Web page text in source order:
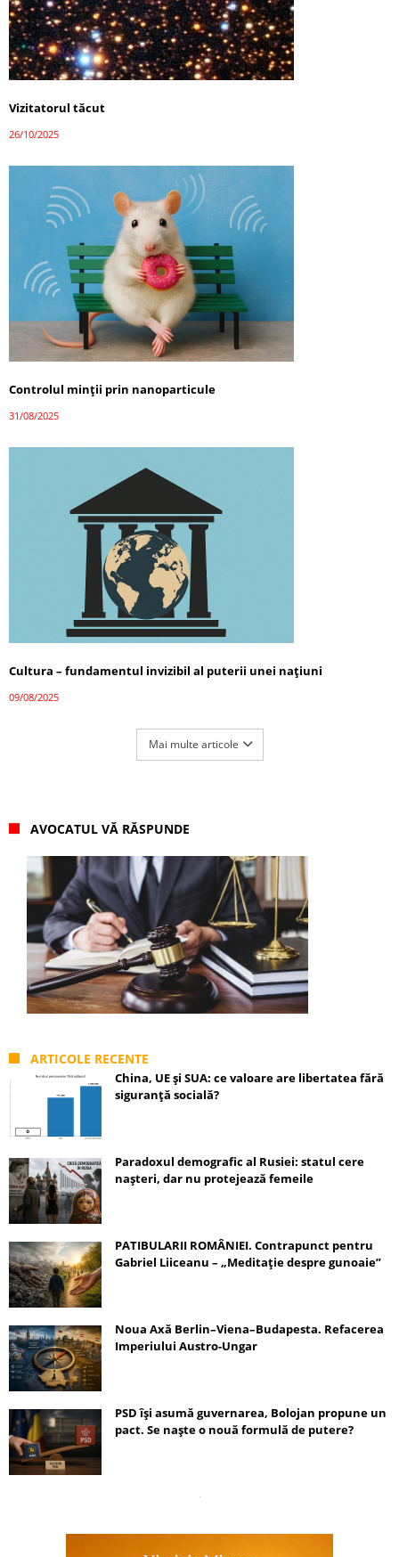
Vizitatorul tăcut
26/10/2025
Controlul minții prin nanoparticule
31/08/2025
Cultura – fundamentul invizibil al puterii unei națiuni
09/08/2025
Mai multe articole
AVOCATUL VĂ RĂSPUNDE
ARTICOLE RECENTE
China, UE și SUA: ce valoare are libertatea fără
siguranță socială?
Paradoxul demografic al Rusiei: statul cere
nașteri, dar nu protejează femeile
PATIBULARII ROMÂNIEI. Contrapunct pentru
Gabriel Liiceanu – „Meditație despre gunoaie”
Noua Axă Berlin–Viena–Budapesta. Refacerea
Imperiului Austro-Ungar
PSD își asumă guvernarea, Bolojan propune un
pact. Se naște o nouă formulă de putere?